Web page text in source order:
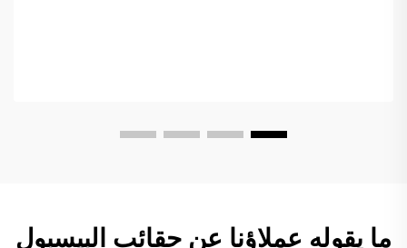
ما يقوله عملاؤنا عن حقائب البيسبول